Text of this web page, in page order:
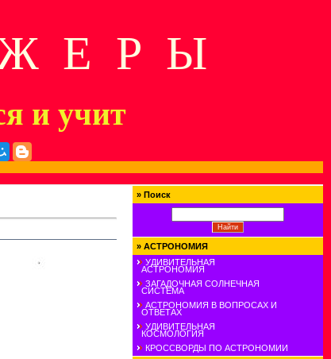
Е Р Ы
и учит
» Поиск
» АСТРОНОМИЯ
УДИВИТЕЛЬНАЯ
АСТРОНОМИЯ
ЗАГАДОЧНАЯ СОЛНЕЧНАЯ
СИСТЕМА
АСТРОНОМИЯ В ВОПРОСАХ И
ОТВЕТАХ
УДИВИТЕЛЬНАЯ
КОСМОЛОГИЯ
КРОССВОРДЫ ПО АСТРОНОМИИ